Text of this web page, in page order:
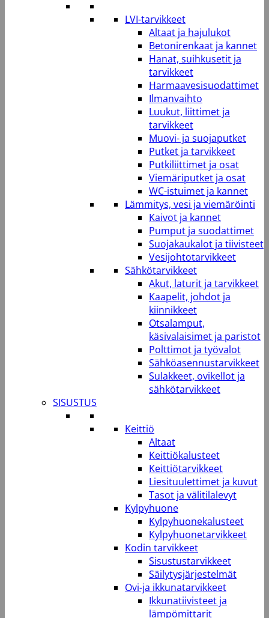
LVI-tarvikkeet
Altaat ja hajulukot
Betonirenkaat ja kannet
Hanat, suihkusetit ja
tarvikkeet
Harmaavesisuodattimet
Ilmanvaihto
Luukut, liittimet ja
tarvikkeet
Muovi- ja suojaputket
Putket ja tarvikkeet
Putkiliittimet ja osat
Viemäriputket ja osat
WC-istuimet ja kannet
Lämmitys, vesi ja viemäröinti
Kaivot ja kannet
Pumput ja suodattimet
Suojakaukalot ja tiivisteet
Vesijohtotarvikkeet
Sähkötarvikkeet
Akut, laturit ja tarvikkeet
Kaapelit, johdot ja
kiinnikkeet
Otsalamput,
käsivalaisimet ja paristot
Polttimot ja työvalot
Sähköasennustarvikkeet
Sulakkeet, ovikellot ja
sähkötarvikkeet
SISUSTUS
Keittiö
Altaat
Keittiökalusteet
Keittiötarvikkeet
Liesituulettimet ja kuvut
Tasot ja välitilalevyt
Kylpyhuone
Kylpyhuonekalusteet
Kylpyhuonetarvikkeet
Kodin tarvikkeet
Sisustustarvikkeet
Säilytysjärjestelmät
Ovi-ja ikkunatarvikkeet
Ikkunatiivisteet ja
lämpömittarit